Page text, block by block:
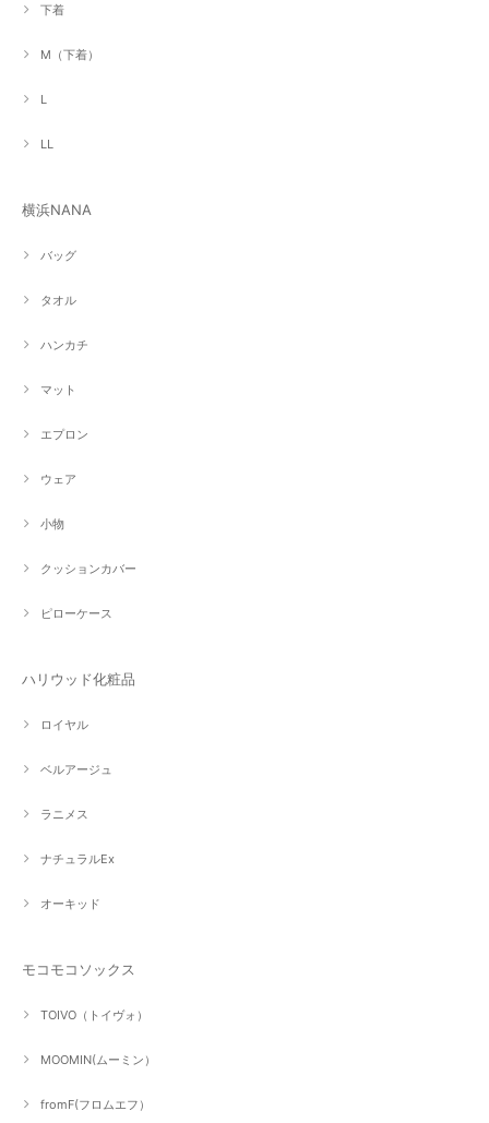
下着
M（下着）
L
LL
横浜NANA
バッグ
タオル
ハンカチ
マット
エプロン
ウェア
小物
クッションカバー
ピローケース
ハリウッド化粧品
ロイヤル
ベルアージュ
ラニメス
ナチュラルEx
オーキッド
モコモコソックス
TOIVO（トイヴォ）
MOOMIN(ムーミン）
fromF(フロムエフ）